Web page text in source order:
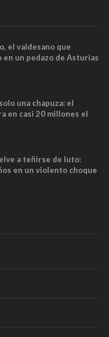
el valdesano que
un pedazo de Asturias
una chapuza: el
en casi 20 millones el
que no cabían por los
a teñirse de luto:
en un violento choque